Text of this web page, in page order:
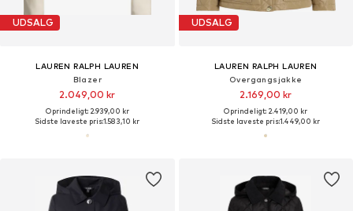
UDSALG
LAUREN RALPH LAUREN
Blazer
2.049,00 kr
Oprindeligt: 2.939,00 kr
Sidste laveste pris:1.583,10 kr
UDSALG
LAUREN RALPH LAUREN
Overgangsjakke
2.169,00 kr
Oprindeligt: 2.419,00 kr
Sidste laveste pris:1.449,00 kr